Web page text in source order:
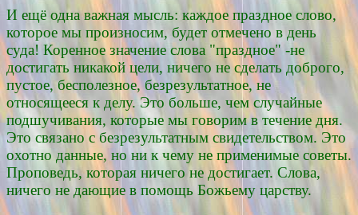
И ещё одна важная мысль: каждое праздное слово,
которое мы произносим, будет отмечено в день
суда! Коренное значение слова "праздное" -не
достигать никакой цели, ничего не сделать доброго,
пустое, бесполезное, безрезультатное, не
относящееся к делу. Это больше, чем случайные
подшучивания, которые мы говорим в течение дня.
Это связано с безрезультатным свидетельством. Это
охотно данные, но ни к чему не применимые советы.
Проповедь, которая ничего не достигает. Слова,
ничего не дающие в помощь Божьему царству.